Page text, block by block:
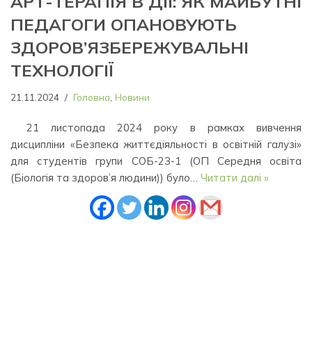
ПЕДАГОГИ ОПАНОВУЮТЬ
ЗДОРОВ’ЯЗБЕРЕЖУВАЛЬНІ
ТЕХНОЛОГІЇ
21.11.2024 Головна Новини
21 листопада 2024 року в рамках вивчення
дисципліни «Безпека життєдіяльності в освітній галузі»
для студентів групи СОБ-23-1 (ОП Середня освіта
(Біологія та здоров’я людини)) було… Читати далі »